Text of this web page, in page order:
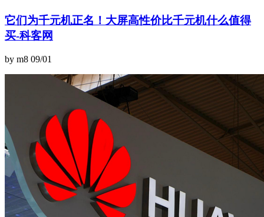
它们为千元机正名！大屏高性价比千元机什么值得
买-科客网
by m8 09/01